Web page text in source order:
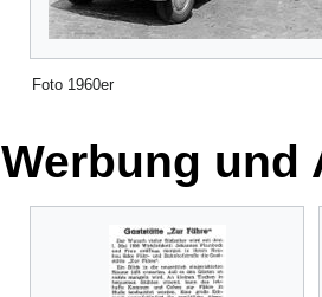
Foto 1960er
Werbung und